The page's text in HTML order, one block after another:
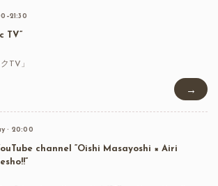
TV”
TV」
→
· 20:00
channel “Oishi Masayoshi × Airi